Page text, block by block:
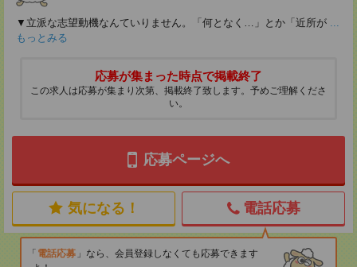
▼立派な志望動機なんていりません。「何となく…」とか「近所が ...
もっとみる
応募が集まった時点で掲載終了
この求人は応募が集まり次第、掲載終了致します。予めご理解くださ
い。
応募ページへ
気になる！ 電話応募
電話応募
なら、会員登録しなくても応募できます